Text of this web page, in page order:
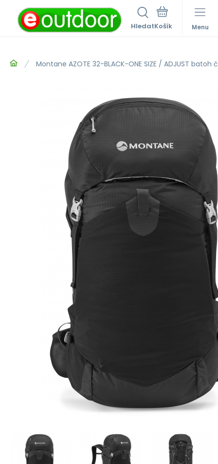
Hledat Menu
Montane AZOTE 32-BLACK-ONE SIZE / ADJUST batoh